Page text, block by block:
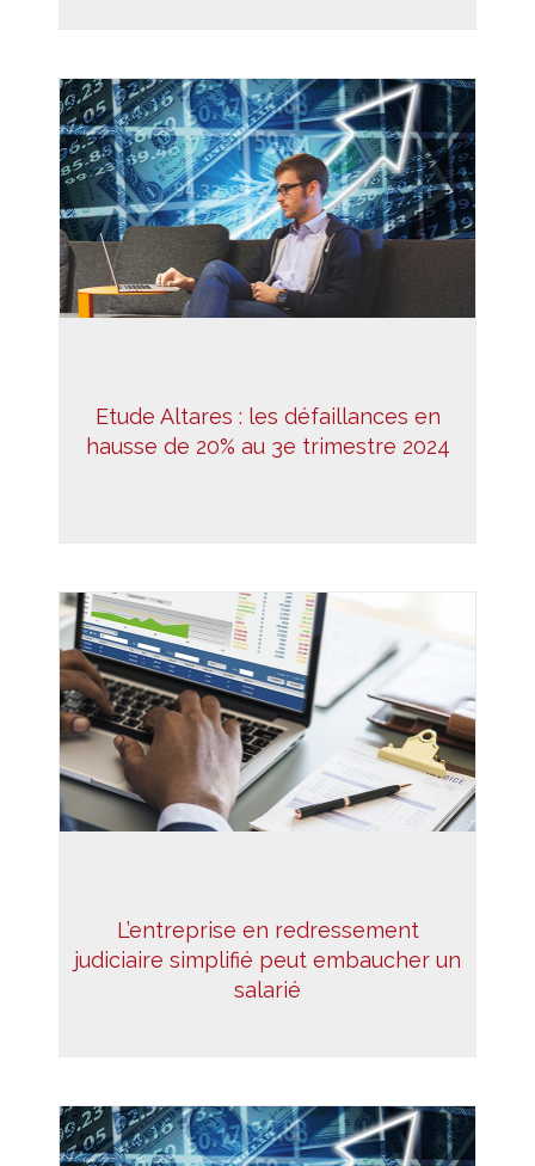
Etude Altares : les défaillances en
hausse de 20% au 3e trimestre 2024
L’entreprise en redressement
judiciaire simplifié peut embaucher un
salarié